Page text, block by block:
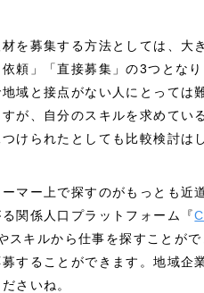
を募集する方法としては、大
頼」「直接募集」の3つとな
域と接点がない人にとっては
が、自分のスキルを求めてい
けられたとしても比較検討は
マー上で探すのがもっとも近
関係人口プラットフォーム『
スキルから仕事を探すことが
することができます。地域企
さいね。